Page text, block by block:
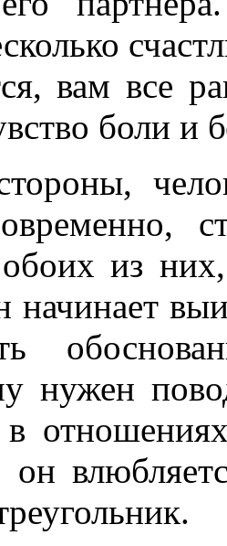
вам все
боли и
из
нужен
в